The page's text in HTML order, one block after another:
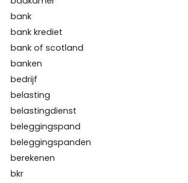
bank
bank krediet
bank of scotland
banken
bedrijf
belasting
belastingdienst
beleggingspand
beleggingspanden
berekenen
bkr